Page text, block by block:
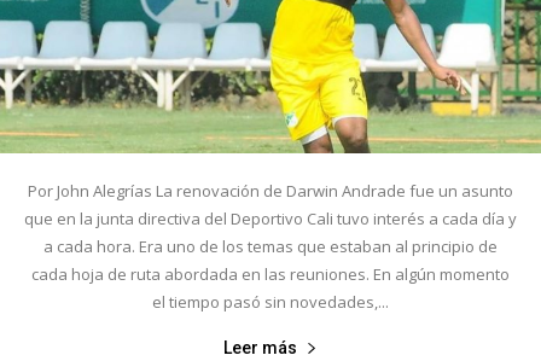
Por John Alegrías La renovación de Darwin Andrade fue un asunto
que en la junta directiva del Deportivo Cali tuvo interés a cada día y
a cada hora. Era uno de los temas que estaban al principio de
cada hoja de ruta abordada en las reuniones. En algún momento
el tiempo pasó sin novedades,...
Leer más